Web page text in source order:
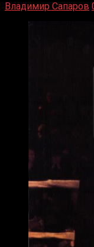
Владимир Сапаров